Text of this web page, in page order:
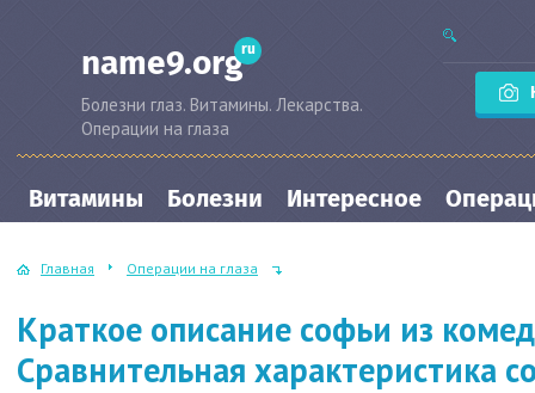
name9.orgru
Болезни глаз. Витамины. Лекарства.
Операции на глаза
Витамины Болезни Интересное
Главная Операции на глаза
Краткое описание софьи из
Сравнительная характеристика